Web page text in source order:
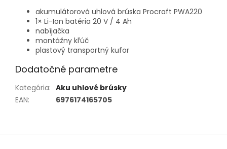
akumulátorová uhlová brúska Procraft PWA220
1× Li-Ion batéria 20 V / 4 Ah
nabíjačka
montážny kľúč
plastový transportný kufor
Dodatočné parametre
Kategória: Aku uhlové brúsky
EAN: 6976174165705